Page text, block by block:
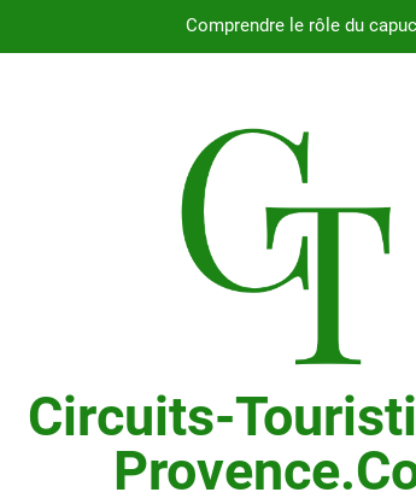
Pourquoi choisir le Chrysler
Comprendre le rôle du
Fiabilité du
Circuits-